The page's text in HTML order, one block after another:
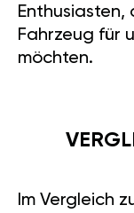
Fahrzeug für
möchten.
Im Vergleich